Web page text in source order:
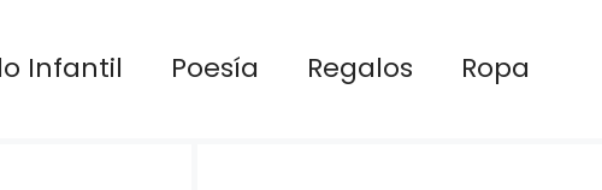
Infantil Poesía Regalos Ropa